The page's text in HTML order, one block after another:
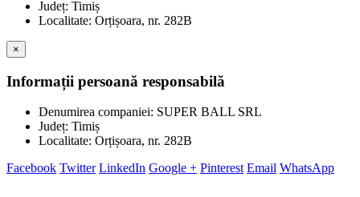
Județ: Timiș
Localitate: Orțișoara, nr. 282B
×
Informații persoană responsabilă
Denumirea companiei: SUPER BALL SRL
Județ: Timiș
Localitate: Orțișoara, nr. 282B
Facebook Twitter LinkedIn Google + Pinterest Email WhatsApp